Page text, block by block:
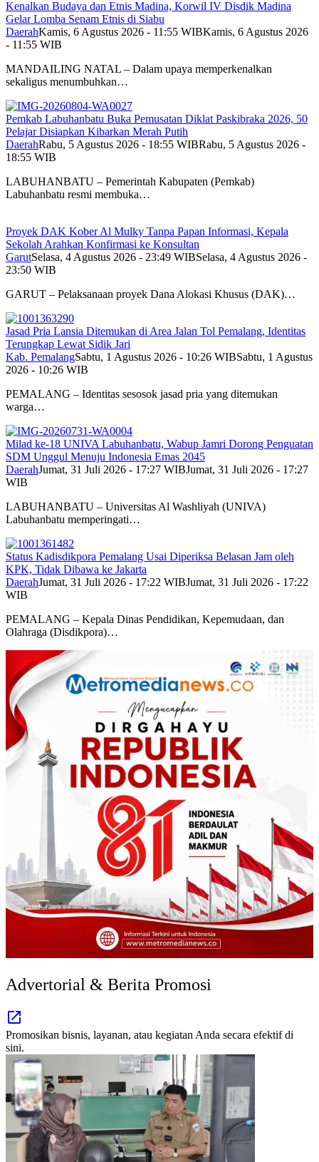
Kenalkan Budaya dan Etnis Madina, Korwil IV Disdik Madina
Gelar Lomba Senam Etnis di Siabu
DaerahKamis, 6 Agustus 2026 - 11:55 WIBKamis, 6 Agustus 2026
- 11:55 WIB
MANDAILING NATAL – Dalam upaya memperkenalkan
sekaligus menumbuhkan…
Pemkab Labuhanbatu Buka Pemusatan Diklat Paskibraka 2026, 50
Pelajar Disiapkan Kibarkan Merah Putih
DaerahRabu, 5 Agustus 2026 - 18:55 WIBRabu, 5 Agustus 2026 -
18:55 WIB
LABUHANBATU – Pemerintah Kabupaten (Pemkab)
Labuhanbatu resmi membuka…
Proyek DAK Kober Al Mulky Tanpa Papan Informasi, Kepala
Sekolah Arahkan Konfirmasi ke Konsultan
GarutSelasa, 4 Agustus 2026 - 23:49 WIBSelasa, 4 Agustus 2026 -
23:50 WIB
GARUT – Pelaksanaan proyek Dana Alokasi Khusus (DAK)…
Jasad Pria Lansia Ditemukan di Area Jalan Tol Pemalang, Identitas
Terungkap Lewat Sidik Jari
Kab. PemalangSabtu, 1 Agustus 2026 - 10:26 WIBSabtu, 1 Agustus
2026 - 10:26 WIB
PEMALANG – Identitas sesosok jasad pria yang ditemukan
warga…
Milad ke-18 UNIVA Labuhanbatu, Wabup Jamri Dorong Penguatan
SDM Unggul Menuju Indonesia Emas 2045
DaerahJumat, 31 Juli 2026 - 17:27 WIBJumat, 31 Juli 2026 - 17:27
WIB
LABUHANBATU – Universitas Al Washliyah (UNIVA)
Labuhanbatu memperingati…
Status Kadisdikpora Pemalang Usai Diperiksa Belasan Jam oleh
KPK, Tidak Dibawa ke Jakarta
DaerahJumat, 31 Juli 2026 - 17:22 WIBJumat, 31 Juli 2026 - 17:22
WIB
PEMALANG – Kepala Dinas Pendidikan, Kepemudaan, dan
Olahraga (Disdikpora)…
Advertorial & Berita Promosi
Promosikan bisnis, layanan, atau kegiatan Anda secara efektif di
sini.